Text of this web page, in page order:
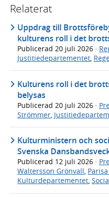
Relaterat
Uppdrag till
kulturens roll i det
Publicerad 20 juli 2026 ·
Justitiedepartementet,
Kulturens roll i det
belysas
Publicerad 20 juli 2026 ·
Strömmer
Kulturministern och
Svenska
Publicerad 12 juli 2026 ·
Waltersson Grönvall,
Kulturdepartementet,